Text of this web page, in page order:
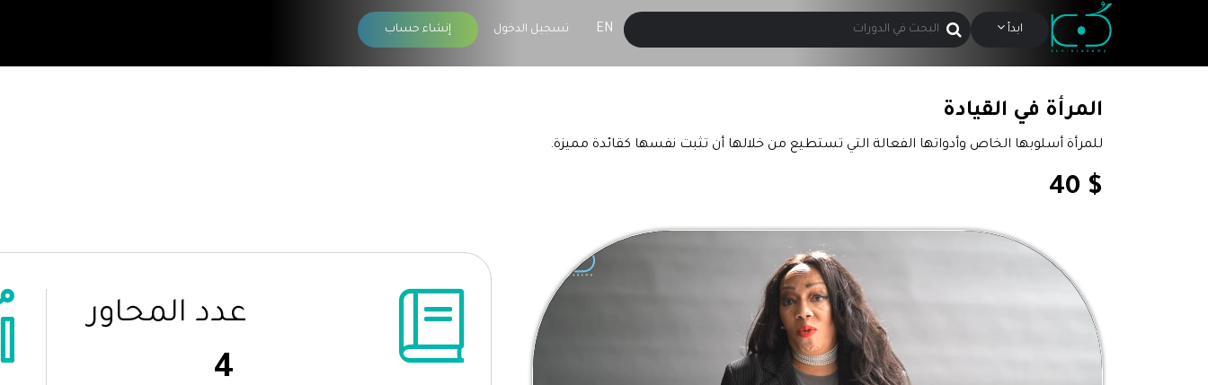
ابدأ EN تسجيل الدخول إنشاء حساب
المرأة في القيادة
للمرأة أسلوبها الخاص وأدواتها الفعالة التي تستطيع من خلالها أن تثبت نفسها كقائدة مميزة.
$ 40
عدد المحاور
4